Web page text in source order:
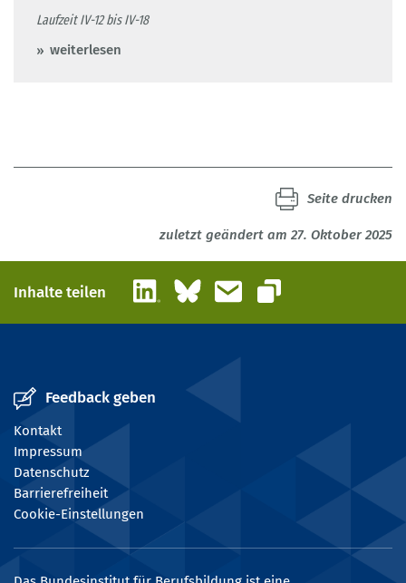
Laufzeit IV-12 bis IV-18
weiterlesen
zuletzt geändert am 27. Oktober 2025
Seite drucken
Inhalte teilen LinkedInBlueskyE-Mail
Link kopieren
Feedback geben
Kontakt
Impressum
Datenschutz
Barrierefreiheit
Cookie-Einstellungen